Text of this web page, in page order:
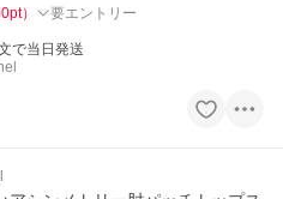
pt） 要エントリー
で当日発送